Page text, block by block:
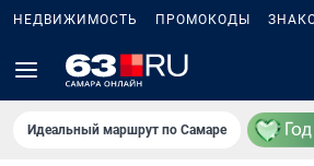
НЕДВИЖИМОСТЬ ПРОМОКОДЫ
Идеальный маршрут по Самаре